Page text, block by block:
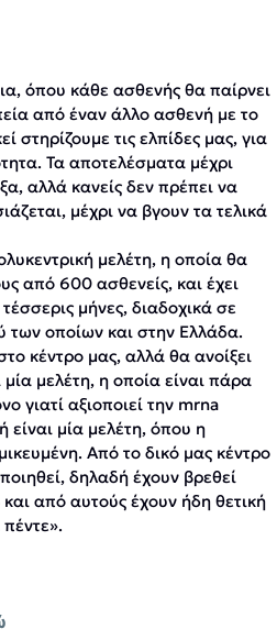
όπου κάθε ασθενής θα παίρνει
από έναν άλλο ασθενή με το
στηρίζουμε τις ελπίδες μας, για
Τα αποτελέσματα μέχρι
αλλά κανείς δεν πρέπει να
μέχρι να βγουν τα τελικά
μελέτη, η οποία θα
από 600 ασθενείς, και έχει
μήνες, διαδοχικά σε
οποίων και στην Ελλάδα.
κέντρο μας, αλλά θα ανοίξει
μελέτη, η οποία είναι πάρα
γιατί αξιοποιεί την mrna
είναι μία μελέτη, όπου η
Από το δικό μας κέντρο
δηλαδή έχουν βρεθεί
από αυτούς έχουν ήδη θετική